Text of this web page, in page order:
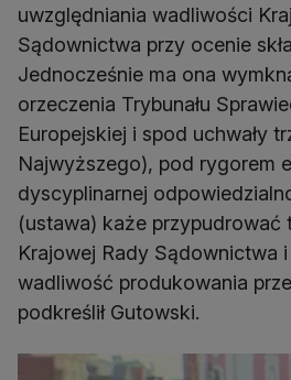
uwzględniania wadliwości
Sądownictwa przy ocenie
Jednocześnie ma ona
orzeczenia Trybunału
Europejskiej i spod uchwały
Najwyższego), pod rygorem
dyscyplinarnej
(ustawa) każe przypudrować
Krajowej Rady Sądownictwa
wadliwość produkowania
podkreślił Gutowski.